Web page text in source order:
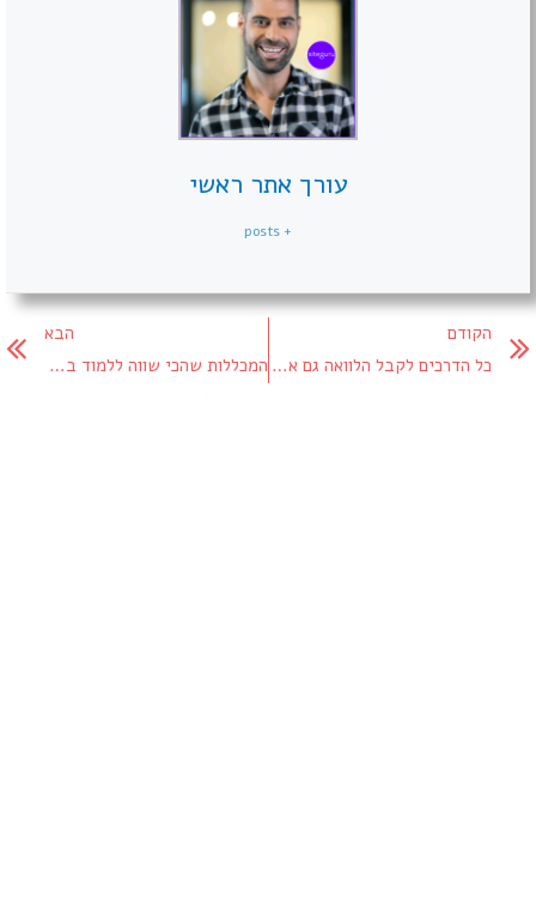
עורך אתר ראשי
+ posts
הקודם
כל הדרכים לקבל הלוואה גם אם סורבתם בעבר
הבא
המכללות שהכי שווה ללמוד בהן – לפי סקר הסטודנטים 2025